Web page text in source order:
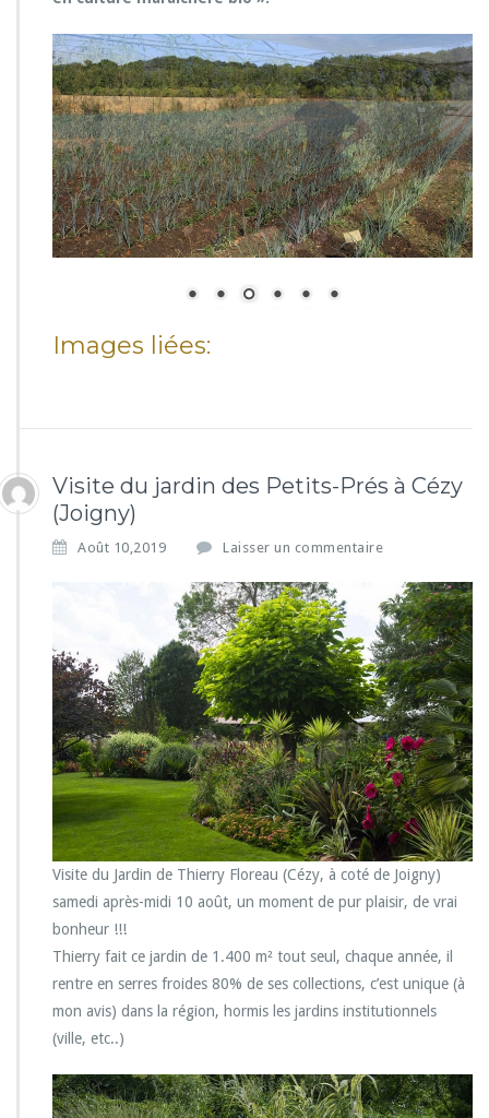
Images liées:
Visite du jardin des Petits-Prés à Cézy
(Joigny)
Août 10,2019 Laisser un commentaire
Visite du Jardin de Thierry Floreau (Cézy, à coté de Joigny)
samedi après-midi 10 août, un moment de pur plaisir, de vrai
bonheur !!!
Thierry fait ce jardin de 1.400 m² tout seul, chaque année, il
rentre en serres froides 80% de ses collections, c’est unique (à
mon avis) dans la région, hormis les jardins institutionnels
(ville, etc..)